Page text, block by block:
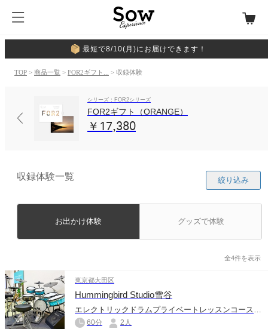
最短で8/10(月)にお届けできます！
TOP > 商品一覧 > FOR2ギフト... > 収録体験
シリーズ：FOR2シリーズ
FOR2ギフト（ORANGE）
￥17,380
収録体験一覧 絞り込み
お出かけ体験 グッズで体験
全4件を表示
東京都大田区
Hummingbird Studio雪谷
エレクトリックドラムプライベートレッスンコース（動画&写真撮影付き）
60分 2人